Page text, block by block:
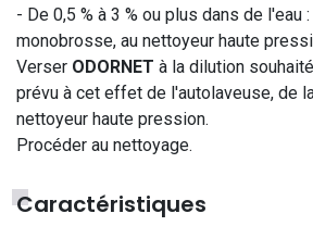
- De 0,5 % à 3 % ou plus dans de l'eau
monobrosse, au nettoyeur haute
Verser ODORNET à la dilution
prévu à cet effet de l'autolaveuse, de
nettoyeur haute pression.
Procéder au nettoyage.
Caractéristiques